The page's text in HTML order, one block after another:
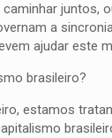
juntos,
a
ajudar este
brasileiro?
estamos